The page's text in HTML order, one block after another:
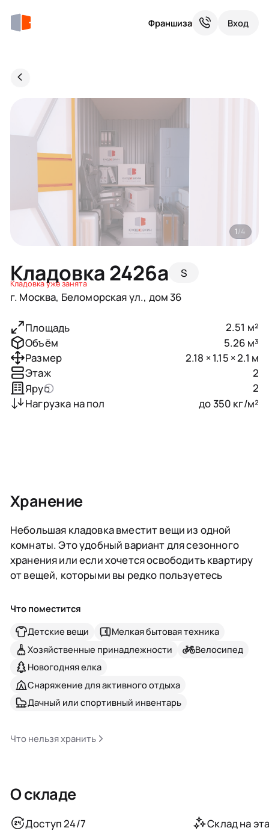
Франшиза Вход
Кладовка 2426a S
Кладовка уже занята
г. Москва, Беломорская ул., дом 36
1/4
Площадь
2.51 м²
Объём
5.26 м³
Размер
2.18 × 1.15 × 2.1 м
Этаж
2
Ярус
2
Нагрузка на пол
до 350 кг/м²
Хранение
Небольшая кладовка вместит вещи из одной
комнаты. Это удобный вариант для сезонного
хранения или если хочется освободить квартиру
от вещей, которыми вы редко пользуетесь
Что поместится
Детские вещи
Мелкая бытовая техника
Хозяйственные принадлежности
Велосипед
Новогодняя елка
Снаряжение для активного отдыха
Дачный или спортивный инвентарь
Что нельзя хранить
О складе
Доступ 24/7
Склад на